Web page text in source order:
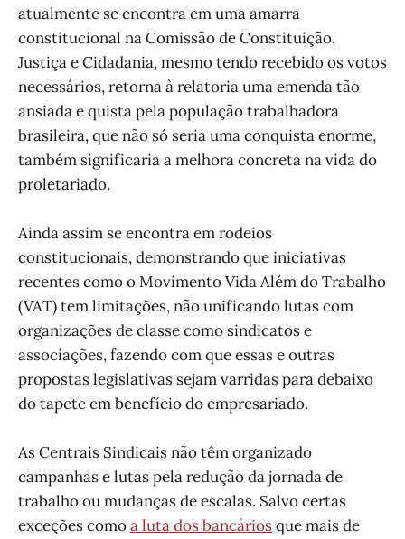
atualmente se encontra em uma amarra
constitucional na Comissão de Constituição,
Justiça e Cidadania, mesmo tendo recebido os votos
necessários, retorna à relatoria uma emenda tão
ansiada e quista pela população trabalhadora
brasileira, que não só seria uma conquista enorme,
também significaria a melhora concreta na vida do
proletariado.
Ainda assim se encontra em rodeios
constitucionais, demonstrando que iniciativas
recentes como o Movimento Vida Além do Trabalho
(VAT) tem limitações, não unificando lutas com
organizações de classe como sindicatos e
associações, fazendo com que essas e outras
propostas legislativas sejam varridas para debaixo
do tapete em benefício do empresariado.
As Centrais Sindicais não têm organizado
campanhas e lutas pela redução da jornada de
trabalho ou mudanças de escalas. Salvo certas
exceções comoa luta dos bancáriosque mais de